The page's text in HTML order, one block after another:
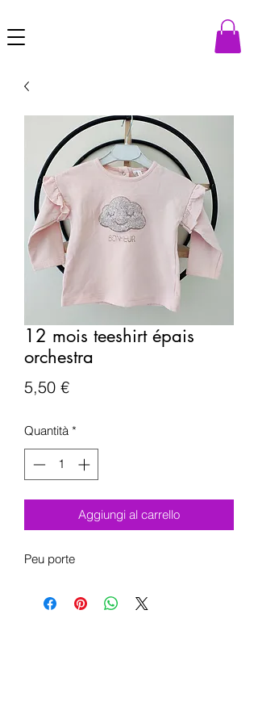
12 mois teeshirt épais
orchestra
5,50 €Prezzo
Quantità *
Aggiungi al carrello
Peu porte